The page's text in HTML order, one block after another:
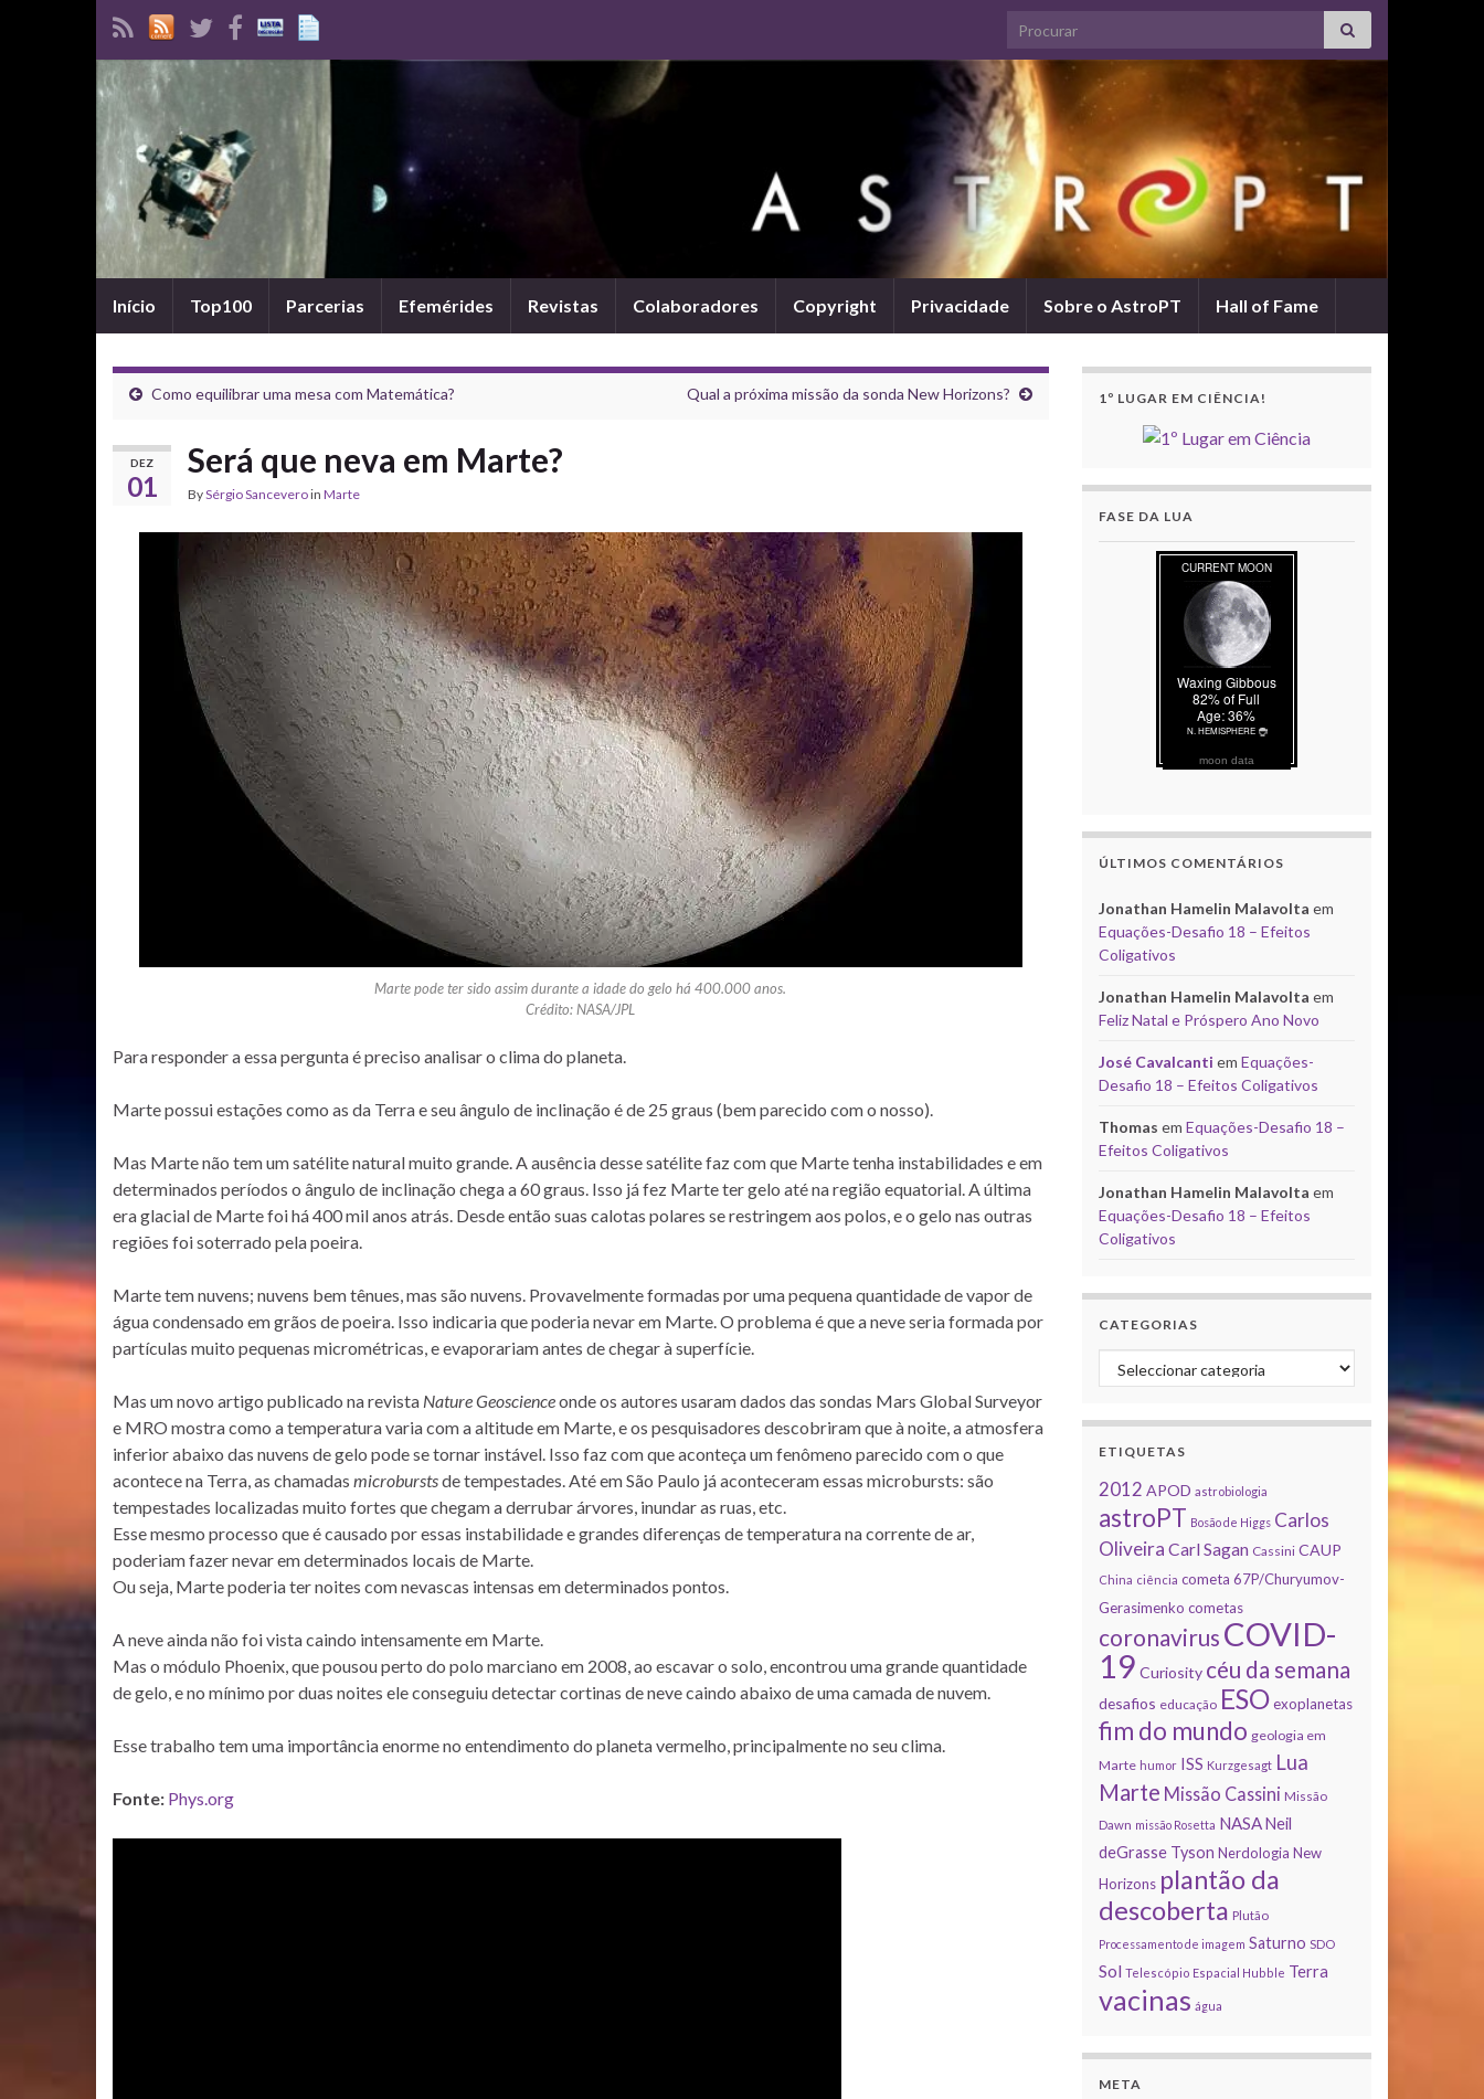
Search for:
Início Top100 Parcerias Efemérides Revistas Colaboradores Copyright Privacidade Sobre o AstroPT Hall of Fame
Como equilibrar uma mesa com Matemática? Qual a próxima missão da sonda New Horizons?
DEZ
01
Será que neva em Marte?
BySérgio Sanceveroin Marte
Marte pode ter sido assim durante a idade do gelo há 400.000 anos.
Crédito: NASA/JPL
Para responder a essa pergunta é preciso analisar o clima do planeta.
Marte possui estações como as da Terra e seu ângulo de inclinação é de 25 graus (bem parecido com o nosso).
Mas Marte não tem um satélite natural muito grande. A ausência desse satélite faz com que Marte tenha instabilidades e em
determinados períodos o ângulo de inclinação chega a 60 graus. Isso já fez Marte ter gelo até na região equatorial. A última
era glacial de Marte foi há 400 mil anos atrás. Desde então suas calotas polares se restringem aos polos, e o gelo nas outras
regiões foi soterrado pela poeira.
Marte tem nuvens; nuvens bem tênues, mas são nuvens. Provavelmente formadas por uma pequena quantidade de vapor de
água condensado em grãos de poeira. Isso indicaria que poderia nevar em Marte. O problema é que a neve seria formada por
partículas muito pequenas micrométricas, e evaporariam antes de chegar à superfície.
Mas um novo artigo publicado na revista Nature Geoscienceonde os autores usaram dados das sondas Mars Global Surveyor
e MRO mostra como a temperatura varia com a altitude em Marte, e os pesquisadores descobriram que à noite, a atmosfera
inferior abaixo das nuvens de gelo pode se tornar instável. Isso faz com que aconteça um fenômeno parecido com o que
acontece na Terra, as chamadas microburstsde tempestades. Até em São Paulo já aconteceram essas microbursts: são
tempestades localizadas muito fortes que chegam a derrubar árvores, inundar as ruas, etc.
Esse mesmo processo que é causado por essas instabilidade e grandes diferenças de temperatura na corrente de ar,
poderiam fazer nevar em determinados locais de Marte.
Ou seja, Marte poderia ter noites com nevascas intensas em determinados pontos.
A neve ainda não foi vista caindo intensamente em Marte.
Mas o módulo Phoenix, que pousou perto do polo marciano em 2008, ao escavar o solo, encontrou uma grande quantidade
de gelo, e no mínimo por duas noites ele conseguiu detectar cortinas de neve caindo abaixo de uma camada de nuvem.
Esse trabalho tem uma importância enorme no entendimento do planeta vermelho, principalmente no seu clima.
Fonte: Phys.org
1º LUGAR EM CIÊNCIA!
FASE DA LUA
moon data
ÚLTIMOS COMENTÁRIOS
Jonathan Hamelin Malavolta em
Equações-Desafio 18 – Efeitos
Coligativos
Jonathan Hamelin Malavolta em
Feliz Natal e Próspero Ano Novo
José Cavalcanti em Equações-
Desafio 18 – Efeitos Coligativos
Thomas em Equações-Desafio 18 –
Efeitos Coligativos
Jonathan Hamelin Malavolta em
Equações-Desafio 18 – Efeitos
Coligativos
CATEGORIAS
Categorias
ETIQUETAS
2012 APOD astrobiologia
astroPT Bosão de Higgs Carlos
Oliveira Carl Sagan Cassini CAUP
China ciência cometa 67P/Churyumov-
Gerasimenko cometas
coronavirus COVID-
19 Curiosity céu da semana
desafios educação ESO exoplanetas
fim do mundo geologia em
Marte humor ISS Kurzgesagt Lua
Marte Missão Cassini Missão
Dawn missão Rosetta NASA Neil
deGrasse Tyson Nerdologia New
Horizons plantão da
descoberta Plutão
Processamento de imagem Saturno SDO
Sol Telescópio Espacial Hubble Terra
vacinas água
META